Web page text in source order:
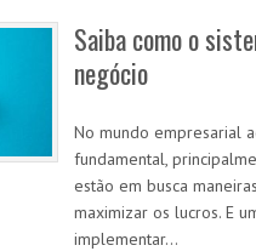
Saiba como o
negócio
No mundo empresarial
fundamental,
estão em busca
maximizar os lucros. E
implementar…